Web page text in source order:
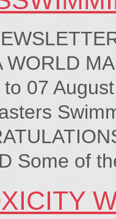
WORLD
07
Some of